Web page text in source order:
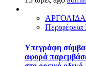
ΑΡΓΟΛΙΔΑ
Υπεγράφη
αφορά